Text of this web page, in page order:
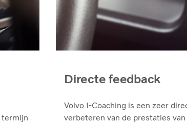
termijn
Directe feedback
Volvo I-Coaching is een zeer
verbeteren van de prestaties